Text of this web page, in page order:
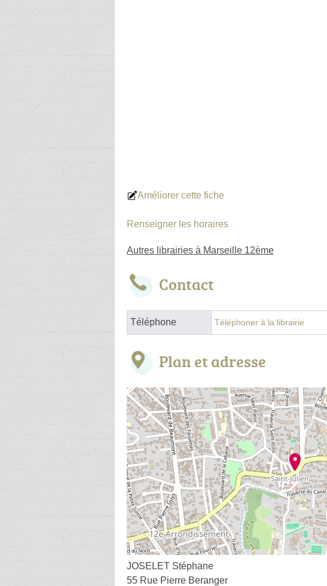
Améliorer cette fiche
Renseigner les horaires
Autres librairies à Marseille 12ème
Contact
Téléphone Téléphoner à la librairie
Plan et adresse
JOSELET Stéphane
55 Rue Pierre Beranger